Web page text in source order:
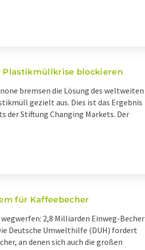
Plastikmüllkrise blockieren
bremsen die Lösung des weltweiten
gezielt aus. Dies ist das Ergebnis
der Stiftung Changing Markets. Der
für Kaffeebecher
2,8 Milliarden Einweg-Becher
Deutsche Umwelthilfe (DUH) fordert
an denen sich auch die großen